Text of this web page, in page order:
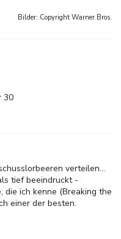
Bilder: Copyright Warner Bros.
30
verteilen...
tief beeindruckt -
die ich kenne (Breaking the
einer der besten.